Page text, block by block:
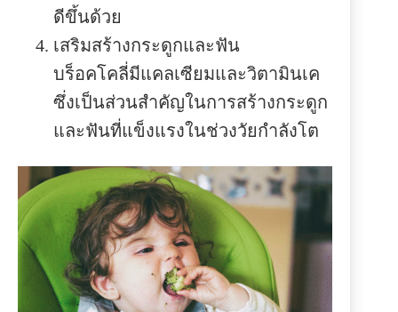
ดีขึ้นด้วย
เสริมสร้างกระดูกและฟัน
บร็อคโคลี่มีแคลเซียมและวิตามินเค
ซึ่งเป็นส่วนสำคัญในการสร้างกระดูก
และฟันที่แข็งแรงในช่วงวัยกำลังโต